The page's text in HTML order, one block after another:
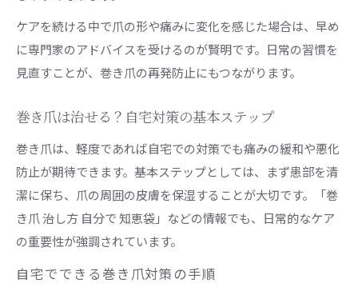
巻き爪ケアを日常に取り入れる具体的な方法
ケアを続ける中で爪の形や痛みに変化を感じた場合は、早め
に専門家のアドバイスを受けるのが賢明です。日常の習慣を
見直すことが、巻き爪の再発防止にもつながります。
巻き爪は治せる？自宅対策の基本ステップ
巻き爪は、軽度であれば自宅での対策でも痛みの緩和や悪化
防止が期待できます。基本ステップとしては、まず患部を清
潔に保ち、爪の周囲の皮膚を保湿することが大切です。「巻
き爪 治し方 自分で 知恵袋」などの情報でも、日常的なケア
の重要性が強調されています。
自宅でできる巻き爪対策の手順